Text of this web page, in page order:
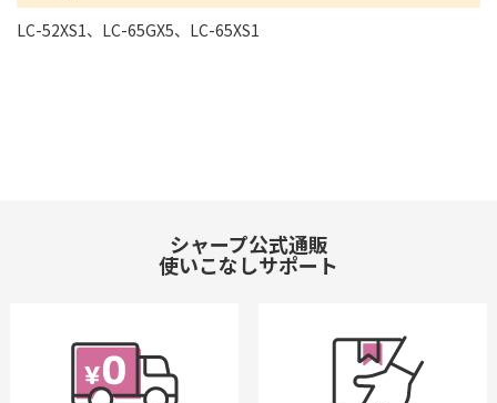
LC-52XS1、LC-65GX5、LC-65XS1
シャープ公式通販
使いこなしサポート